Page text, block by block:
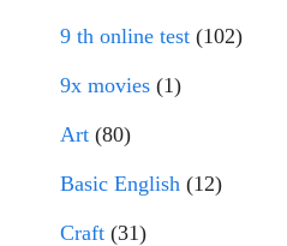
9 th online test (102)
9x movies (1)
Art (80)
Basic English (12)
Craft (31)